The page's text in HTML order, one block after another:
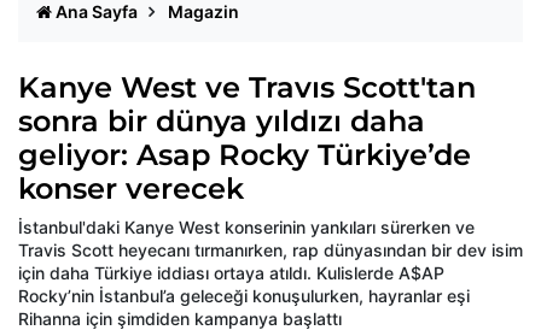
Ana Sayfa Magazin
Kanye West ve Travıs Scott'tan
sonra bir dünya yıldızı daha
geliyor: Asap Rocky Türkiye’de
konser verecek
İstanbul'daki Kanye West konserinin yankıları sürerken ve
Travis Scott heyecanı tırmanırken, rap dünyasından bir dev isim
için daha Türkiye iddiası ortaya atıldı. Kulislerde A$AP
Rocky’nin İstanbul’a geleceği konuşulurken, hayranlar eşi
Rihanna için şimdiden kampanya başlattı